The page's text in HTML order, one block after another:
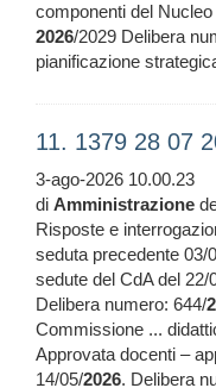
componenti del
2026/2029 Delibera
pianificazione
11. 1379 28 07
3-ago-2026 10.00.23
di Amministrazione
Risposte e
seduta precedente 03/
sedute del CdA del 22/
Delibera numero: 644/
Commissione ...
Approvata docenti –
14/05/2026. Delibera